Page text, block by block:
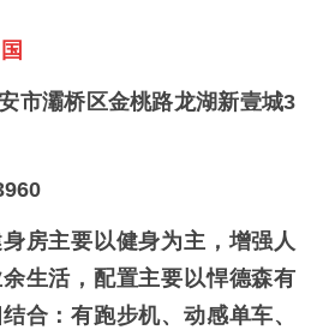
市灞桥区金桃路龙湖新壹城3
房主要以健身为主，增强人
生活，配置主要以悍德森有
合：有跑步机、动感单车、